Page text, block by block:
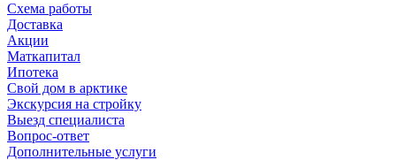
Схема работы
Доставка
Акции
Маткапитал
Ипотека
Свой дом в арктике
Экскурсия на стройку
Выезд специалиста
Вопрос-ответ
Дополнительные услуги